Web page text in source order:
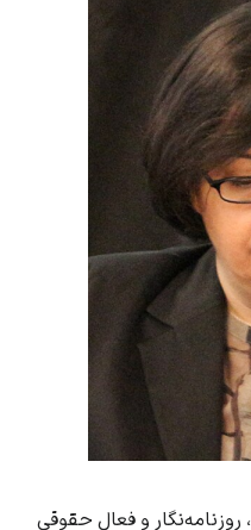
، روزنامه‌نگار و فعال حقوقی